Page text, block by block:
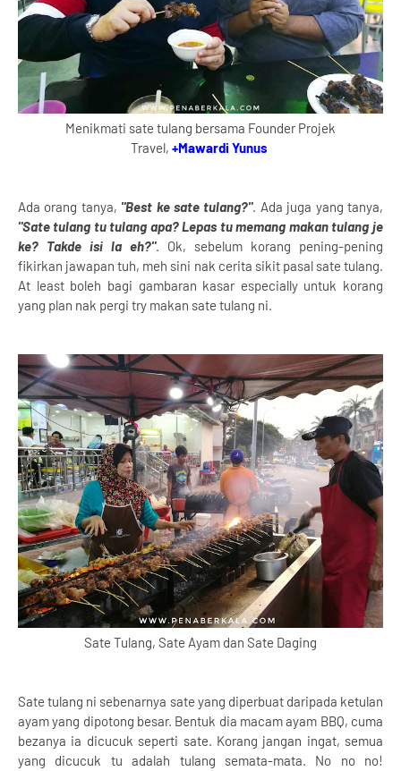
Menikmati sate tulang bersama Founder Projek
Travel, +Mawardi Yunus
Ada orang tanya, "Best ke sate tulang?". Ada juga yang tanya,
"Sate tulang tu tulang apa? Lepas tu memang makan tulang je
ke? Takde isi la eh?". Ok, sebelum korang pening-pening
fikirkan jawapan tuh, meh sini nak cerita sikit pasal sate tulang.
At least boleh bagi gambaran kasar especially untuk korang
yang plan nak pergi try makan sate tulang ni.
Sate Tulang, Sate Ayam dan Sate Daging
Sate tulang ni sebenarnya sate yang diperbuat daripada ketulan
ayam yang dipotong besar. Bentuk dia macam ayam BBQ, cuma
bezanya ia dicucuk seperti sate. Korang jangan ingat, semua
yang dicucuk tu adalah tulang semata-mata. No no no!